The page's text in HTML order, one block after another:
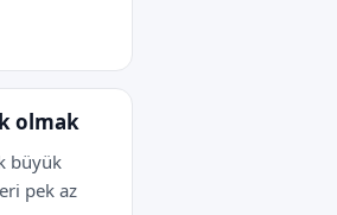
olmak
büyük
pek az